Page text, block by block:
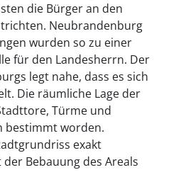
die Bürger an den
Neubrandenburg
wurden so zu einer
für den Landesherrn. Der
legt nahe, dass es sich
Die räumliche Lage der
Türme und
bestimmt worden.
exakt
Bebauung des Areals